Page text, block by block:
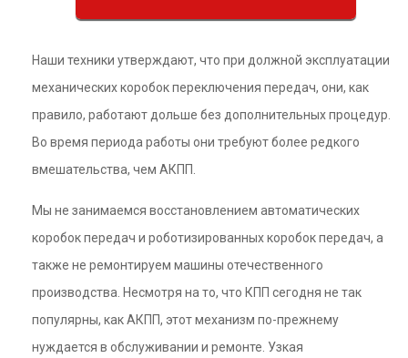
Наши техники утверждают, что при должной эксплуатации
механических коробок переключения передач, они, как
правило, работают дольше без дополнительных процедур.
Во время периода работы они требуют более редкого
вмешательства, чем АКПП.
Мы не занимаемся восстановлением автоматических
коробок передач и роботизированных коробок передач, а
также не ремонтируем машины отечественного
производства. Несмотря на то, что КПП сегодня не так
популярны, как АКПП, этот механизм по-прежнему
нуждается в обслуживании и ремонте. Узкая